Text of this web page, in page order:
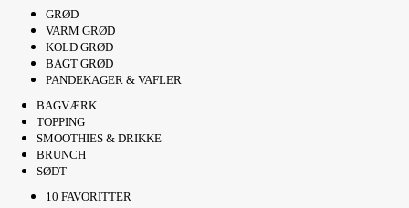
GRØD
VARM GRØD
KOLD GRØD
BAGT GRØD
PANDEKAGER & VAFLER
BAGVÆRK
TOPPING
SMOOTHIES & DRIKKE
BRUNCH
SØDT
10 FAVORITTER